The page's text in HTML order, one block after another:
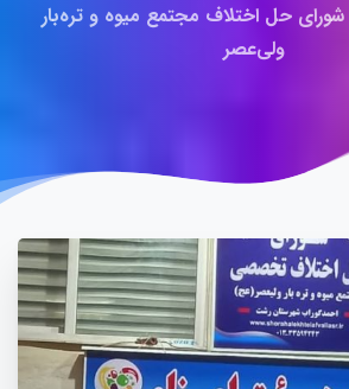
حل اختلاف مجتمع میوه و تره‌بار
ولی‌عصر